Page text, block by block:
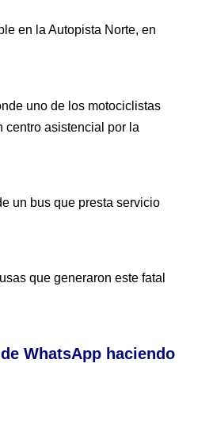
en la Autopista Norte, en
uno de los motociclistas
centro asistencial por la
un bus que presta servicio
que generaron este fatal
WhatsApp haciendo